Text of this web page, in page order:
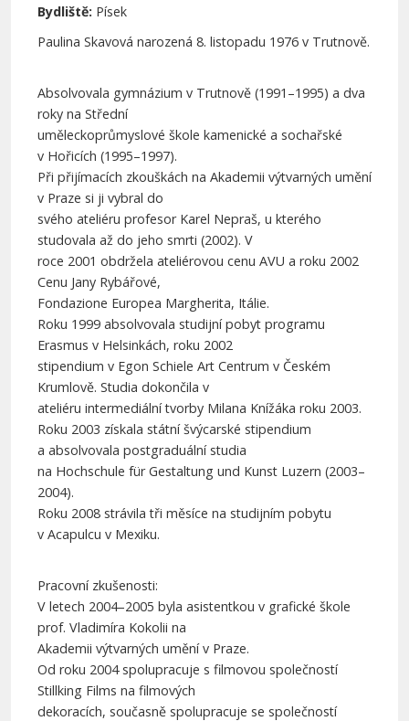
Bydliště: Písek
Paulina Skavová narozená 8. listopadu 1976 v Trutnově.
Absolvovala gymnázium v Trutnově (1991–1995) a dva
roky na Střední
uměleckoprůmyslové škole kamenické a sochařské
v Hořicích (1995–1997).
Při přijímacích zkouškách na Akademii výtvarných umění
v Praze si ji vybral do
svého ateliéru profesor Karel Nepraš, u kterého
studovala až do jeho smrti (2002). V
roce 2001 obdržela ateliérovou cenu AVU a roku 2002
Cenu Jany Rybářové,
Fondazione Europea Margherita, Itálie.
Roku 1999 absolvovala studijní pobyt programu
Erasmus v Helsinkách, roku 2002
stipendium v Egon Schiele Art Centrum v Českém
Krumlově. Studia dokončila v
ateliéru intermediální tvorby Milana Knížáka roku 2003.
Roku 2003 získala státní švýcarské stipendium
a absolvovala postgraduální studia
na Hochschule für Gestaltung und Kunst Luzern (2003–
2004).
Roku 2008 strávila tři měsíce na studijním pobytu
v Acapulcu v Mexiku.
Pracovní zkušenosti:
V letech 2004–2005 byla asistentkou v grafické škole
prof. Vladimíra Kokolii na
Akademii výtvarných umění v Praze.
Od roku 2004 spolupracuje s filmovou společností
Stillking Films na filmových
dekoracích, současně spolupracuje se společností